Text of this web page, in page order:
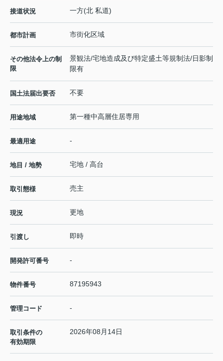
接道状況 一方(北 私道)
都市計画 市街化区域
その他法令上の制
限
景観法/宅地造成及び特定盛土等規制法/日影制
限有
国土法届出要否 不要
用途地域 第一種中高層住居専用
最適用途 -
地目 / 地勢 宅地 / 高台
取引態様 売主
現況 更地
引渡し 即時
開発許可番号 -
物件番号 87195943
管理コード -
取引条件の
有効期限
2026年08月14日